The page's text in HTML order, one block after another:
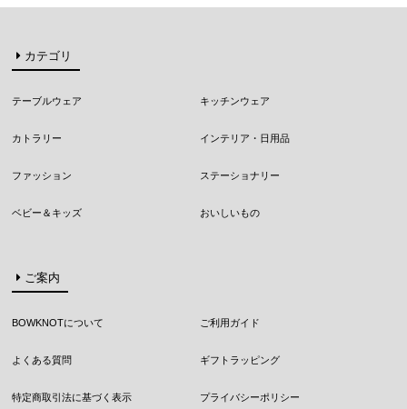
カテゴリ
テーブルウェア キッチンウェア
カトラリー インテリア・日用品
ファッション ステーショナリー
ベビー＆キッズ おいしいもの
ご案内
BOWKNOTについて ご利用ガイド
よくある質問 ギフトラッピング
特定商取引法に基づく表示 プライバシーポリシー